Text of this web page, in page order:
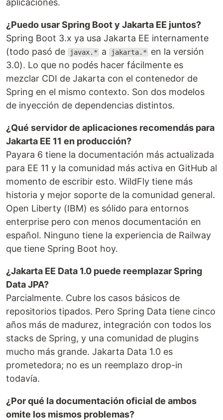
aplicaciones.
¿Puedo usar Spring Boot y Jakarta EE juntos?
Spring Boot 3.x ya usa Jakarta EE internamente
(todo pasó de
javax.* a jakarta.*
en la versión
3.0). Lo que no podés hacer fácilmente es
mezclar CDI de Jakarta con el contenedor de
Spring en el mismo contexto. Son dos modelos
de inyección de dependencias distintos.
¿Qué servidor de aplicaciones recomendás para
Jakarta EE 11 en producción?
Payara 6 tiene la documentación más actualizada
para EE 11 y la comunidad más activa en GitHub al
momento de escribir esto. WildFly tiene más
historia y mejor soporte de la comunidad general.
Open Liberty (IBM) es sólido para entornos
enterprise pero con menos documentación en
español. Ninguno tiene la experiencia de Railway
que tiene Spring Boot hoy.
¿Jakarta EE Data 1.0 puede reemplazar Spring
Data JPA?
Parcialmente. Cubre los casos básicos de
repositorios tipados. Pero Spring Data tiene cinco
años más de madurez, integración con todos los
stacks de Spring, y una comunidad de plugins
mucho más grande. Jakarta Data 1.0 es
prometedora; no es un reemplazo drop-in
todavía.
¿Por qué la documentación oficial de ambos
omite los mismos problemas?